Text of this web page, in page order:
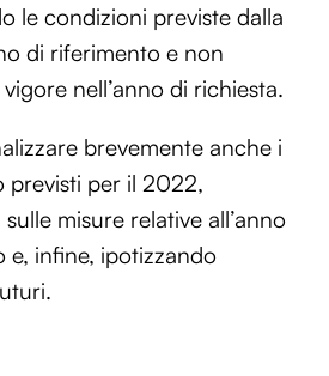
le condizioni previste dalla
di riferimento e non
nell’anno di richiesta.
brevemente anche i
previsti per il 2022,
misure relative all’anno
e, infine, ipotizzando